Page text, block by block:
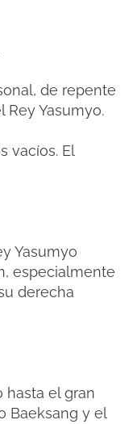
de repente
Yasumyo.
vacíos. El
Yasumyo
especialmente
derecha
hasta el gran
Baeksang y el